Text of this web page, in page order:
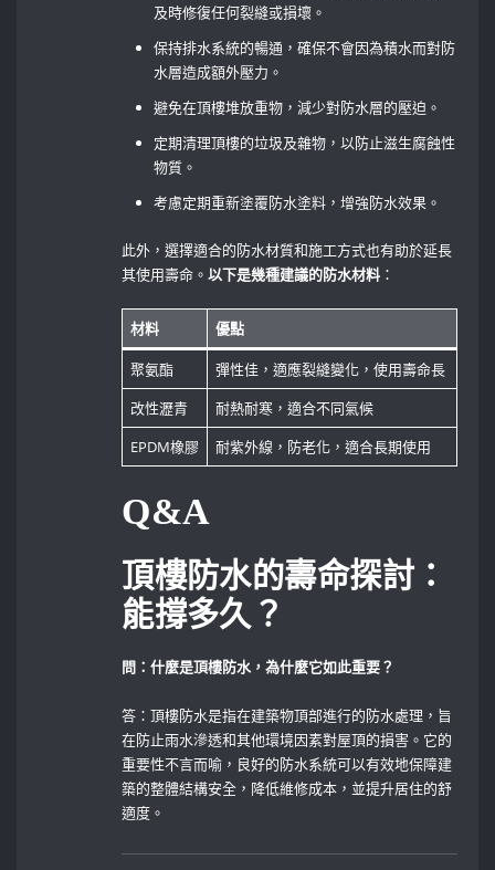
及時修復任何裂縫或損壞。
保持排水系統的暢通，確保不會因為積水而對防
水層造成額外壓力。
避免在頂樓堆放重物，減少對防水層的壓迫。
定期清理頂樓的垃圾及雜物，以防止滋生腐蝕性
物質。
考慮定期重新塗覆防水塗料，增強防水效果。
此外，選擇適合的防水材質和施工方式也有助於延長
其使用壽命。以下是幾種建議的防水材料 ：
材料 優點
聚氨酯
彈性佳，適應裂縫變化，使用壽命長
改性瀝青
耐熱耐寒，適合不同氣候
EPDM橡膠
耐紫外線，防老化，適合長期使用
Q&A
頂樓防水的壽命探討：
能撐多久？
問：什麼是頂樓防水，為什麼它如此重要？
答：頂樓防水是指在建築物頂部進行的防水處理，旨
在防止雨水滲透和其他環境因素對屋頂的損害。它的
重要性不言而喻，良好的防水系統可以有效地保障建
築的整體結構安全，降低維修成本，並提升居住的舒
適度。